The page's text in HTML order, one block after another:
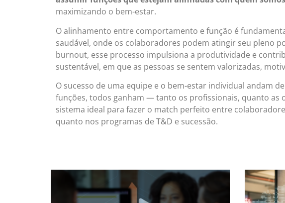
maximizando o bem-estar.
O alinhamento entre comportamento e função é
saudável, onde os colaboradores podem atingir seu pleno
burnout, esse processo impulsiona a produtividade e
sustentável, em que as pessoas se sentem valorizadas,
O sucesso de uma equipe e o bem-estar individual andam
funções, todos ganham — tanto os profissionais, quanto as
sistema ideal para fazer o match perfeito entre
quanto nos programas de T&D e sucessão.